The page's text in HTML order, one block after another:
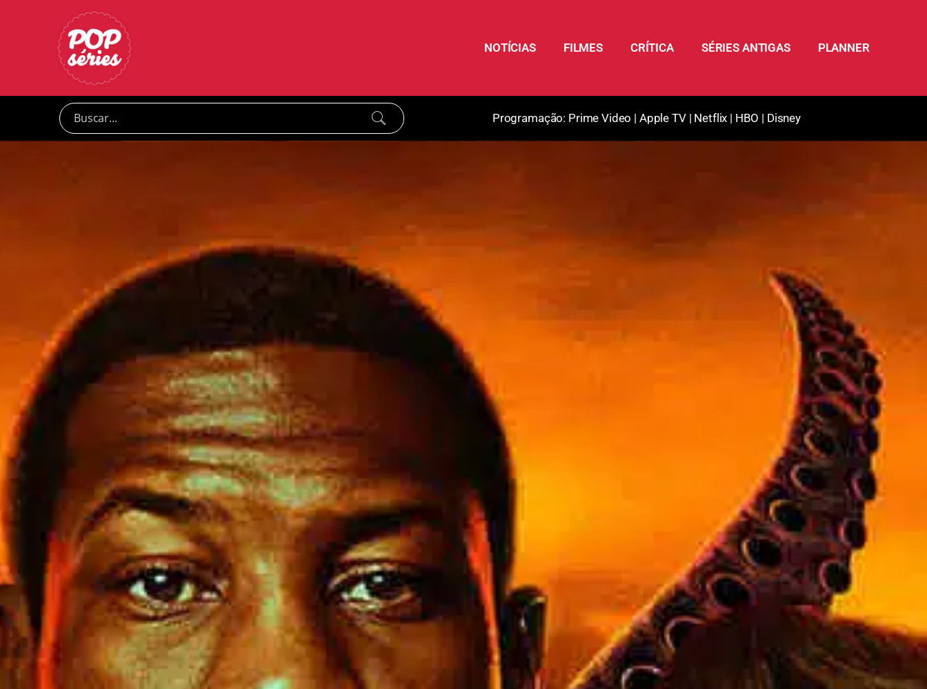
NOTÍCIAS FILMES CRÍTICA SÉRIES ANTIGAS PLANNER
Programação: Prime Video | Apple TV| Netflix | HBO | Disney